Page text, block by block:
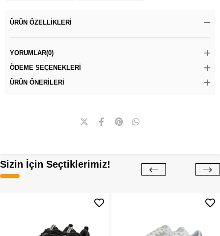
ÜRÜN ÖZELLIKLERI
YORUMLAR(0)
ÖDEME SEÇENEKLERI
ÜRÜN ÖNERILERI
Sizin İçin Seçtiklerimiz!